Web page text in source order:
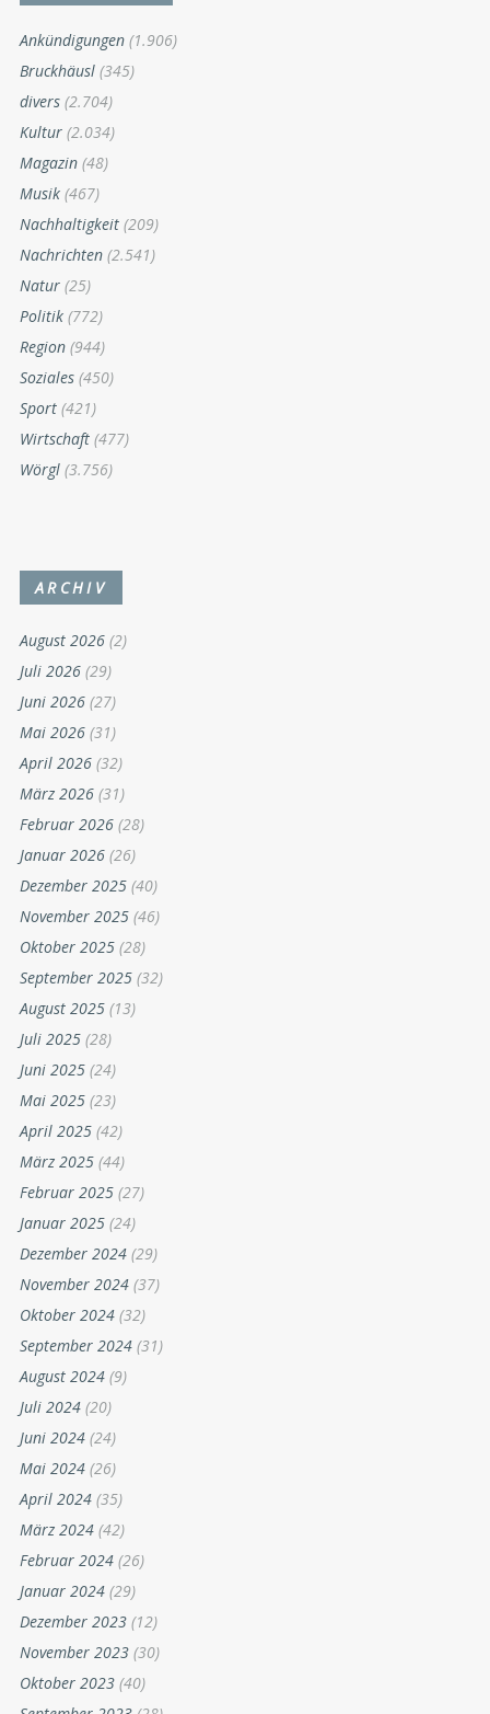
Ankündigungen (1.906)
Bruckhäusl (345)
divers (2.704)
Kultur (2.034)
Magazin (48)
Musik (467)
Nachhaltigkeit (209)
Nachrichten (2.541)
Natur (25)
Politik (772)
Region (944)
Soziales (450)
Sport (421)
Wirtschaft (477)
Wörgl (3.756)
ARCHIV
August 2026 (2)
Juli 2026 (29)
Juni 2026 (27)
Mai 2026 (31)
April 2026 (32)
März 2026 (31)
Februar 2026 (28)
Januar 2026 (26)
Dezember 2025 (40)
November 2025 (46)
Oktober 2025 (28)
September 2025 (32)
August 2025 (13)
Juli 2025 (28)
Juni 2025 (24)
Mai 2025 (23)
April 2025 (42)
März 2025 (44)
Februar 2025 (27)
Januar 2025 (24)
Dezember 2024 (29)
November 2024 (37)
Oktober 2024 (32)
September 2024 (31)
August 2024 (9)
Juli 2024 (20)
Juni 2024 (24)
Mai 2024 (26)
April 2024 (35)
März 2024 (42)
Februar 2024 (26)
Januar 2024 (29)
Dezember 2023 (12)
November 2023 (30)
Oktober 2023 (40)